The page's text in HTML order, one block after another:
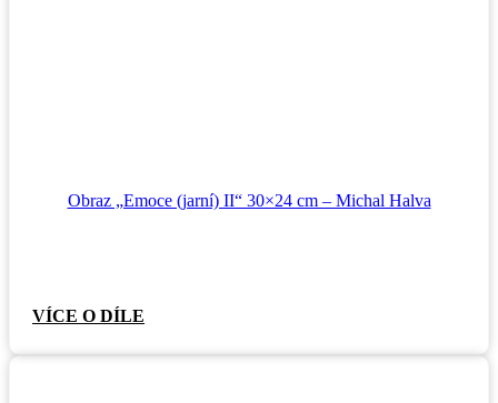
Obraz „Emoce (jarní) II“ 30×24 cm – Michal Halva
VÍCE O DÍLE